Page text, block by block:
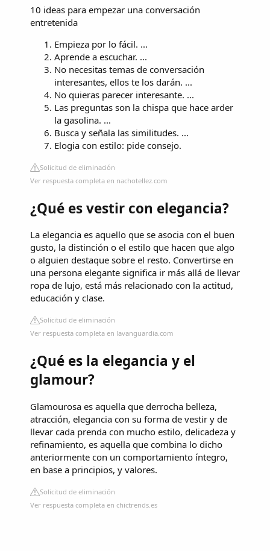
10 ideas para empezar una conversación
entretenida
Empieza por lo fácil. ...
Aprende a escuchar. ...
No necesitas temas de conversación
interesantes, ellos te los darán. ...
No quieras parecer interesante. ...
Las preguntas son la chispa que hace arder
la gasolina. ...
Busca y señala las similitudes. ...
Elogia con estilo: pide consejo.
Solicitud de eliminación
Ver respuesta completa en nachotellez.com
¿Qué es vestir con elegancia?
La elegancia es aquello que se asocia con el buen
gusto, la distinción o el estilo que hacen que algo
o alguien destaque sobre el resto. Convertirse en
una persona elegante significa ir más allá de llevar
ropa de lujo, está más relacionado con la actitud,
educación y clase.
Solicitud de eliminación
Ver respuesta completa en lavanguardia.com
¿Qué es la elegancia y el
glamour?
Glamourosa es aquella que derrocha belleza,
atracción, elegancia con su forma de vestir y de
llevar cada prenda con mucho estilo, delicadeza y
refinamiento, es aquella que combina lo dicho
anteriormente con un comportamiento íntegro,
en base a principios, y valores.
Solicitud de eliminación
Ver respuesta completa en chictrends.es